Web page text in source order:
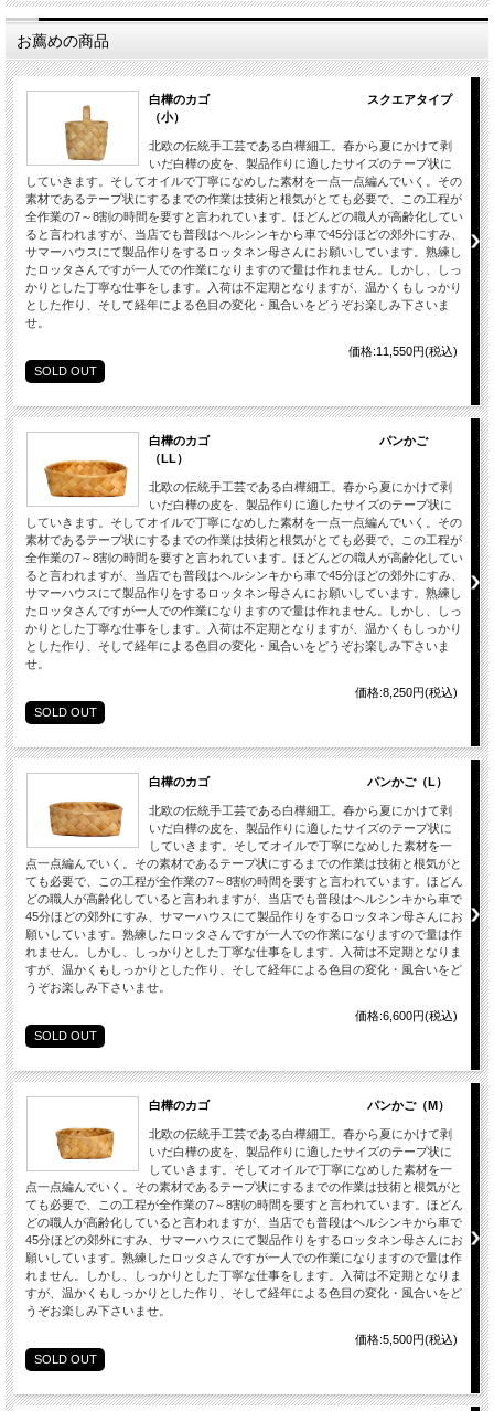
お薦めの商品
白樺のカゴ スクエアタイプ
（小）
北欧の伝統手工芸である白樺細工。春から夏にかけて剥
いだ白樺の皮を、製品作りに適したサイズのテープ状に
していきます。そしてオイルで丁寧になめした素材を一点一点編んでいく。その
素材であるテープ状にするまでの作業は技術と根気がとても必要で、この工程が
全作業の7～8割の時間を要すと言われています。ほどんどの職人が高齢化してい
ると言われますが、当店でも普段はヘルシンキから車で45分ほどの郊外にすみ、
サマーハウスにて製品作りをするロッタネン母さんにお願いしています。熟練し
たロッタさんですが一人での作業になりますので量は作れません。しかし、しっ
かりとした丁寧な仕事をします。入荷は不定期となりますが、温かくもしっかり
とした作り、そして経年による色目の変化・風合いをどうぞお楽しみ下さいま
せ。
価格:11,550円(税込)
SOLD OUT
白樺のカゴ パンかご
（LL）
北欧の伝統手工芸である白樺細工。春から夏にかけて剥
いだ白樺の皮を、製品作りに適したサイズのテープ状に
していきます。そしてオイルで丁寧になめした素材を一点一点編んでいく。その
素材であるテープ状にするまでの作業は技術と根気がとても必要で、この工程が
全作業の7～8割の時間を要すと言われています。ほどんどの職人が高齢化してい
ると言われますが、当店でも普段はヘルシンキから車で45分ほどの郊外にすみ、
サマーハウスにて製品作りをするロッタネン母さんにお願いしています。熟練し
たロッタさんですが一人での作業になりますので量は作れません。しかし、しっ
かりとした丁寧な仕事をします。入荷は不定期となりますが、温かくもしっかり
とした作り、そして経年による色目の変化・風合いをどうぞお楽しみ下さいま
せ。
価格:8,250円(税込)
SOLD OUT
白樺のカゴ パンかご（L）
北欧の伝統手工芸である白樺細工。春から夏にかけて剥
いだ白樺の皮を、製品作りに適したサイズのテープ状に
していきます。そしてオイルで丁寧になめした素材を一
点一点編んでいく。その素材であるテープ状にするまでの作業は技術と根気がと
ても必要で、この工程が全作業の7～8割の時間を要すと言われています。ほどん
どの職人が高齢化していると言われますが、当店でも普段はヘルシンキから車で
45分ほどの郊外にすみ、サマーハウスにて製品作りをするロッタネン母さんにお
願いしています。熟練したロッタさんですが一人での作業になりますので量は作
れません。しかし、しっかりとした丁寧な仕事をします。入荷は不定期となりま
すが、温かくもしっかりとした作り、そして経年による色目の変化・風合いをど
うぞお楽しみ下さいませ。
価格:6,600円(税込)
SOLD OUT
白樺のカゴ パンかご（M）
北欧の伝統手工芸である白樺細工。春から夏にかけて剥
いだ白樺の皮を、製品作りに適したサイズのテープ状に
していきます。そしてオイルで丁寧になめした素材を一
点一点編んでいく。その素材であるテープ状にするまでの作業は技術と根気がと
ても必要で、この工程が全作業の7～8割の時間を要すと言われています。ほどん
どの職人が高齢化していると言われますが、当店でも普段はヘルシンキから車で
45分ほどの郊外にすみ、サマーハウスにて製品作りをするロッタネン母さんにお
願いしています。熟練したロッタさんですが一人での作業になりますので量は作
れません。しかし、しっかりとした丁寧な仕事をします。入荷は不定期となりま
すが、温かくもしっかりとした作り、そして経年による色目の変化・風合いをど
うぞお楽しみ下さいませ。
価格:5,500円(税込)
SOLD OUT